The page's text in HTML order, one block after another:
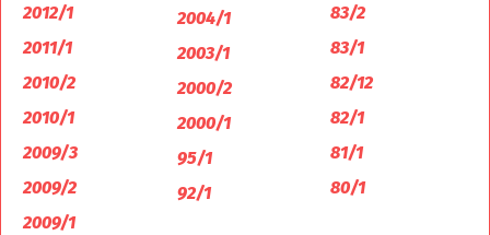
2012/1
2011/1
2010/2
2010/1
2009/3
2009/2
2009/1
2004/1
2003/1
2000/2
2000/1
95/1
92/1
83/2
83/1
82/12
82/1
81/1
80/1